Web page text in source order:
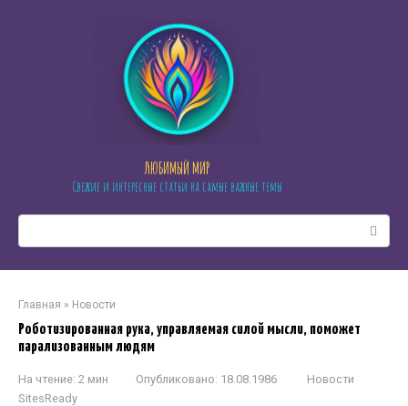
ЛЮБИМЫЙ МИР
Свежие и интересные статьи на самые важные темы
Главная » Новости
Роботизированная рука, управляемая силой мысли, поможет
парализованным людям
На чтение: 2 мин Опубликовано: 18.08.1986
Новости
SitesReady